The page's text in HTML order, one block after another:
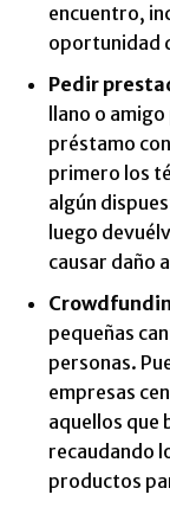
encuentro,
oportunidad
Pedir
llano o
préstamo
primero los
algún
luego
causar daño
pequeñas
personas.
empresas
aquellos que
recaudando
productos